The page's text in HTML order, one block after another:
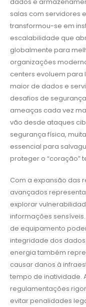
salas com servidores
transformou-se em
escalabilidade que
globalmente para
organizações
centers evoluem para
maior de dados e
desafios de
ameaças cada vez
vão desde ataques
segurança física,
essencial para
proteger o “coração”
Com a expansão das
avançados
explorar
informações
de equipamento
integridade dos
energia também
causar danos à
tempo de inatividade.
regulamentações
evitar penalidades